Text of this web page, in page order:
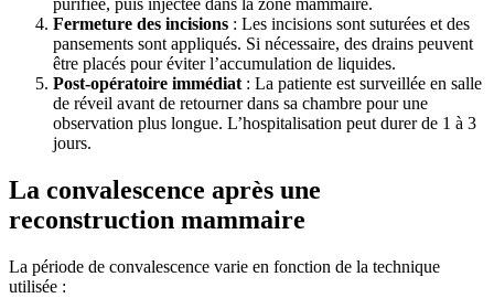
purifiée, puis injectée dans la zone mammaire.
Fermeture des incisions : Les incisions sont suturées et des
pansements sont appliqués. Si nécessaire, des drains peuvent
être placés pour éviter l’accumulation de liquides.
Post-opératoire immédiat : La patiente est surveillée en salle
de réveil avant de retourner dans sa chambre pour une
observation plus longue. L’hospitalisation peut durer de 1 à 3
jours.
La convalescence après une
reconstruction mammaire
La période de convalescence varie en fonction de la technique
utilisée :